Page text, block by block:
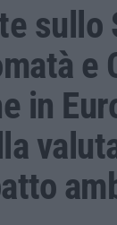
sullo
e
in